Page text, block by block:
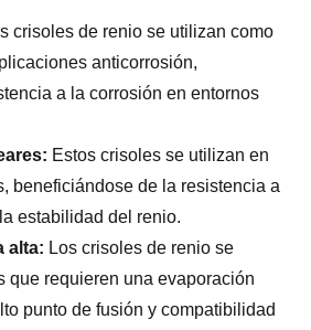
crisoles de renio se utilizan como
anticorrosión,
a la corrosión en entornos
Estos crisoles se utilizan en
beneficiándose de la resistencia a
estabilidad del renio.
alta: Los crisoles de renio se
que requieren una evaporación
punto de fusión y compatibilidad